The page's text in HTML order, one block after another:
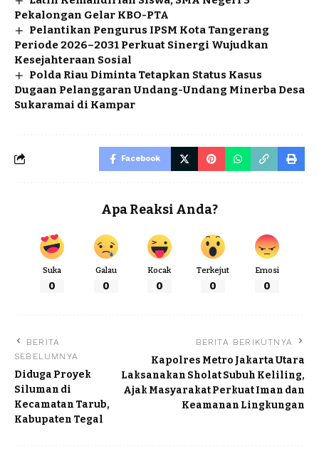
Pekalongan Gelar KBO-PTA
Pelantikan Pengurus IPSM Kota Tangerang
Periode 2026–2031 Perkuat Sinergi Wujudkan
Kesejahteraan Sosial
Polda Riau Diminta Tetapkan Status Kasus
Dugaan Pelanggaran Undang-Undang Minerba Desa
Sukaramai di Kampar
Facebook
Apa Reaksi Anda?
Suka
0
Galau
0
Kocak
0
Terkejut
0
Emosi
0
BERITA
SEBELUMNYA
Diduga Proyek
Siluman di
Kecamatan Tarub,
Kabupaten Tegal
BERITA BERIKUTNYA
Kapolres Metro Jakarta Utara
Laksanakan Sholat Subuh Keliling,
Ajak Masyarakat Perkuat Iman dan
Keamanan Lingkungan